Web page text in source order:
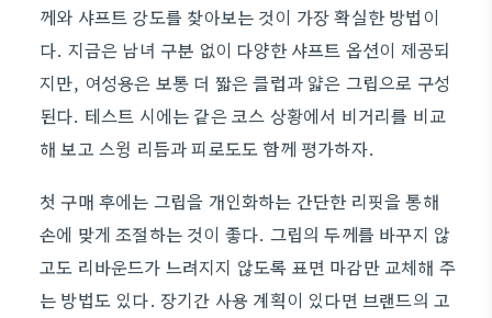
께와 샤프트 강도를 찾아보는 것이 가장 확실한 방법이
다. 지금은 남녀 구분 없이 다양한 샤프트 옵션이 제공되
지만, 여성용은 보통 더 짧은 클럽과 얇은 그립으로 구성
된다. 테스트 시에는 같은 코스 상황에서 비거리를 비교
해 보고 스윙 리듬과 피로도도 함께 평가하자.
첫 구매 후에는 그립을 개인화하는 간단한 리핏을 통해
손에 맞게 조절하는 것이 좋다. 그립의 두께를 바꾸지 않
고도 리바운드가 느려지지 않도록 표면 마감만 교체해 주
는 방법도 있다. 장기간 사용 계획이 있다면 브랜드의 고